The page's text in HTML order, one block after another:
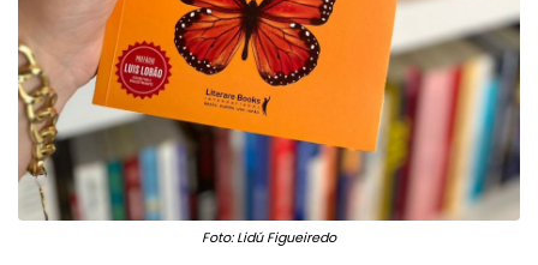
Foto: Lidú Figueiredo